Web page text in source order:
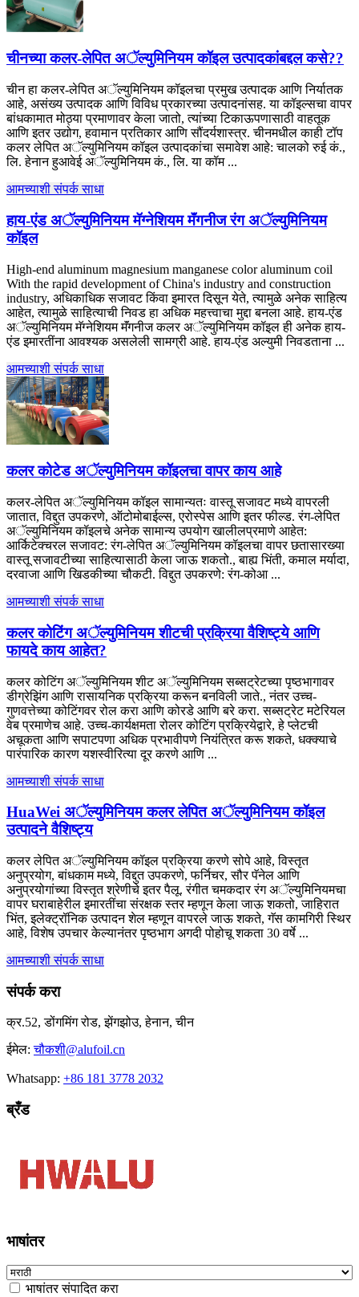
चीनच्या कलर-लेपित अॅल्युमिनियम कॉइल उत्पादकांबद्दल कसे??
चीन हा कलर-लेपित अॅल्युमिनियम कॉइलचा प्रमुख उत्पादक आणि निर्यातक
आहे, असंख्य उत्पादक आणि विविध प्रकारच्या उत्पादनांसह. या कॉइल्सचा वापर
बांधकामात मोठ्या प्रमाणावर केला जातो, त्यांच्या टिकाऊपणासाठी वाहतूक
आणि इतर उद्योग, हवामान प्रतिकार आणि सौंदर्यशास्त्र. चीनमधील काही टॉप
कलर लेपित अॅल्युमिनियम कॉइल उत्पादकांचा समावेश आहे: चालको रुई कं.,
लि. हेनान हुआवेई अॅल्युमिनियम कं., लि. या कॉम ...
आमच्याशी संपर्क साधा
हाय-एंड अॅल्युमिनियम मॅग्नेशियम मॅंगनीज रंग अॅल्युमिनियम
कॉइल
High-end aluminum magnesium manganese color aluminum coil
With the rapid development of China's industry and construction
industry, अधिकाधिक सजावट किंवा इमारत दिसून येते, त्यामुळे अनेक साहित्य
आहेत, त्यामुळे साहित्याची निवड हा अधिक महत्त्वाचा मुद्दा बनला आहे. हाय-एंड
अॅल्युमिनियम मॅग्नेशियम मॅंगनीज कलर अॅल्युमिनियम कॉइल ही अनेक हाय-
एंड इमारतींना आवश्यक असलेली सामग्री आहे. हाय-एंड अल्युमी निवडताना ...
आमच्याशी संपर्क साधा
कलर कोटेड अॅल्युमिनियम कॉइलचा वापर काय आहे
कलर-लेपित अॅल्युमिनियम कॉइल सामान्यतः वास्तू सजावट मध्ये वापरली
जातात, विद्दुत उपकरणे, ऑटोमोबाईल्स, एरोस्पेस आणि इतर फील्ड. रंग-लेपित
अॅल्युमिनियम कॉइलचे अनेक सामान्य उपयोग खालीलप्रमाणे आहेत:
आर्किटेक्चरल सजावट: रंग-लेपित अॅल्युमिनियम कॉइलचा वापर छतासारख्या
वास्तू सजावटीच्या साहित्यासाठी केला जाऊ शकतो., बाह्य भिंती, कमाल मर्यादा,
दरवाजा आणि खिडकीच्या चौकटी. विद्दुत उपकरणे: रंग-कोआ ...
आमच्याशी संपर्क साधा
कलर कोटिंग अॅल्युमिनियम शीटची प्रक्रिया वैशिष्ट्ये आणि
फायदे काय आहेत?
कलर कोटिंग अॅल्युमिनियम शीट अॅल्युमिनियम सब्सट्रेटच्या पृष्ठभागावर
डीग्रेझिंग आणि रासायनिक प्रक्रिया करून बनविली जाते., नंतर उच्च-
गुणवत्तेच्या कोटिंगवर रोल करा आणि कोरडे आणि बरे करा. सब्सट्रेट मटेरियल
वेब प्रमाणेच आहे. उच्च-कार्यक्षमता रोलर कोटिंग प्रक्रियेद्वारे, हे प्लेटची
अचूकता आणि सपाटपणा अधिक प्रभावीपणे नियंत्रित करू शकते, धक्क्याचे
पारंपारिक कारण यशस्वीरित्या दूर करणे आणि ...
आमच्याशी संपर्क साधा
HuaWei अॅल्युमिनियम कलर लेपित अॅल्युमिनियम कॉइल
उत्पादने वैशिष्ट्य
कलर लेपित अॅल्युमिनियम कॉइल प्रक्रिया करणे सोपे आहे, विस्तृत
अनुप्रयोग, बांधकाम मध्ये, विद्दुत उपकरणे, फर्निचर, सौर पॅनेल आणि
अनुप्रयोगांच्या विस्तृत श्रेणीचे इतर पैलू. रंगीत चमकदार रंग अॅल्युमिनियमचा
वापर घराबाहेरील इमारतींचा संरक्षक स्तर म्हणून केला जाऊ शकतो, जाहिरात
भिंत, इलेक्ट्रॉनिक उत्पादन शेल म्हणून वापरले जाऊ शकते, गॅस कामगिरी स्थिर
आहे, विशेष उपचार केल्यानंतर पृष्ठभाग अगदी पोहोचू शकता 30 वर्षे ...
आमच्याशी संपर्क साधा
संपर्क करा
क्र.52, डोंगमिंग रोड, झेंगझोउ, हेनान, चीन
ईमेल:चौकशी@alufoil.cn
Whatsapp: +86 181 3778 2032
ब्रँड
भाषांतर
भाषांतर संपादित करा